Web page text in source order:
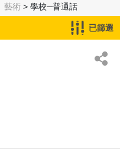
藝術 > 學校─普通話
已篩選